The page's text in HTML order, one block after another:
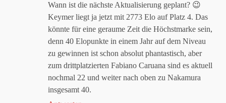
Wann ist die nächste Aktualisierung geplant? 😉
Keymer liegt ja jetzt mit 2773 Elo auf Platz 4. Das
könnte für eine geraume Zeit die Höchstmarke sein,
denn 40 Elopunkte in einem Jahr auf dem Niveau
zu gewinnen ist schon absolut phantastisch, aber
zum drittplatzierten Fabiano Caruana sind es aktuell
nochmal 22 und weiter nach oben zu Nakamura
insgesamt 40.